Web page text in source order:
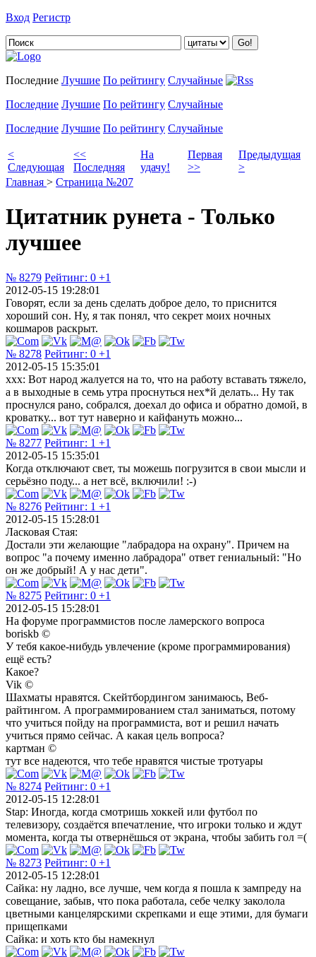
Вход Регистр
Последние Лучшие По рейтингу Случайные
Последние Лучшие По рейтингу Случайные
Последние Лучшие По рейтингу Случайные
<
Следующая
<<
Последняя
На
удачу!
Первая
>>
Предыдущая
>
Главная > Страница №207
Цитатник рунета - Только
лучшее
№ 8279 Рейтинг: 0 +1
2012-05-15 19:28:01
Говорят, если за день сделать доброе дело, то приснится
хороший сон. Ну, я так понял, что секрет моих ночных
кошмаров раскрыт.
№ 8278 Рейтинг: 0 +1
2012-05-15 15:35:01
xxx: Вот народ жалуется на то, что на работу вставать тяжело,
а в выходные в семь утра проснуться нех*й делать... Ну так
проснулся рано, собрался, доехал до офиса и обратно домой, в
кроватку... вот тут наверно и кайфануть можно...
№ 8277 Рейтинг: 1 +1
2012-05-15 15:35:01
Когда отключают свет, ты можешь погрузится в свои мысли и
серьёзно поду... а нет всё, включили! :-)
№ 8276 Рейтинг: 1 +1
2012-05-15 15:28:01
Ласковая Стая:
Достали эти желающие "лабрадора на охрану". Причем на
вопрос "а почему именно лабрадора" ответ гениальный: "Но
он же добрый! А у нас дети".
№ 8275 Рейтинг: 0 +1
2012-05-15 15:28:01
На форуме программистов после ламерского вопроса
boriskb ©
У тебя какое-нибудь увлечение (кроме программирования)
ещё есть?
Какое?
Vik ©
Шахматы нравятся. Скейтбордингом занимаюсь, Веб-
райтингом. А программированием стал заниматься, потому
что учиться пойду на программиста, вот и решил начать
учиться прямо сейчас. А какая цель вопроса?
картман ©
тут все надеются, что тебе нравятся чистые тротуары
№ 8274 Рейтинг: 0 +1
2012-05-15 12:28:01
Stap: Иногда, когда смотришь хоккей или футбол по
телевизору, создаётся впечатление, что игроки только и ждут
момента, когда ты отвернёшься от экрана, чтобы забить гол =(
№ 8273 Рейтинг: 0 +1
2012-05-15 12:28:01
Сайка: ну ладно, все лучше, чем когда я пошла к зампреду на
совещание, забыв, что пока работала, себе челку заколола
цветными канцелярскими скрепками и еще этими, для бумаги
прищепками
Сайка: и хоть кто бы намекнул